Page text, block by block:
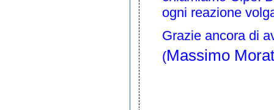
ogni reazione
Grazie ancora di
(Massimo